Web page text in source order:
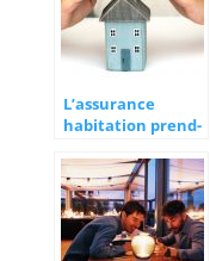
L’assurance
habitation prend-
inondations ?